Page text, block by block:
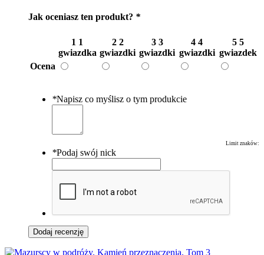
Jak oceniasz ten produkt? *
1 1
gwiazdka
2 2
gwiazdki
3 3
gwiazdki
4 4
gwiazdki
5 5
gwiazdek
Ocena
*Napisz co myślisz o tym produkcie
Limit znaków:
*Podaj swój nick
Dodaj recenzję